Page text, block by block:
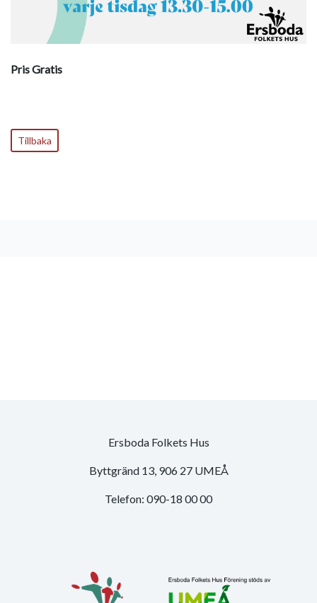
Pris Gratis
Tillbaka
Ersboda Folkets Hus
Byttgränd 13, 906 27 UMEÅ
Telefon: 090-18 00 00